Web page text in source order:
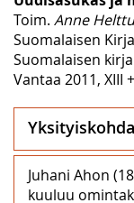
Toim. Anne
Suomalaisen
Suomalaisen
Vantaa 2011, XIII
Juhani Ahon
kuuluu